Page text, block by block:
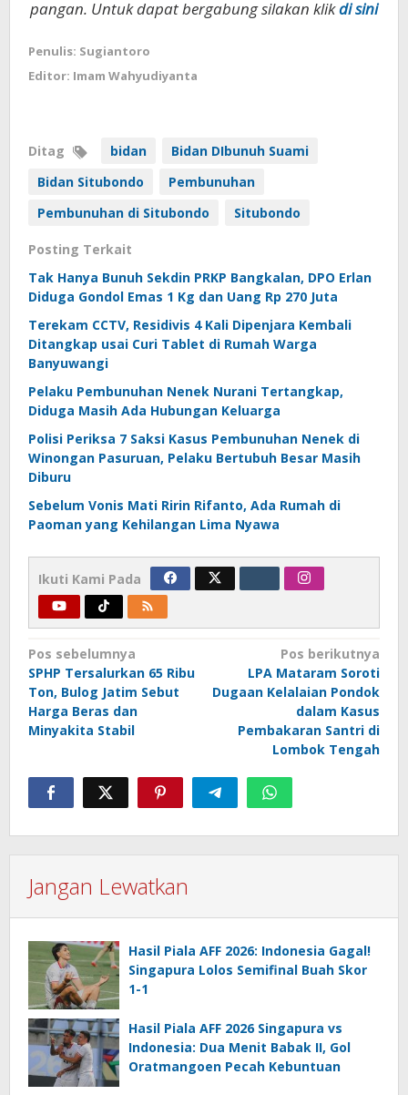
pangan. Untuk dapat bergabung silakan klikdi sini
Penulis: Sugiantoro
Editor: Imam Wahyudiyanta
Ditag bidan
Bidan DIbunuh Suami
Bidan Situbondo
Pembunuhan
Pembunuhan di Situbondo
Situbondo
Posting Terkait
Tak Hanya Bunuh Sekdin PRKP Bangkalan, DPO Erlan
Diduga Gondol Emas 1 Kg dan Uang Rp 270 Juta
Terekam CCTV, Residivis 4 Kali Dipenjara Kembali
Ditangkap usai Curi Tablet di Rumah Warga
Banyuwangi
Pelaku Pembunuhan Nenek Nurani Tertangkap,
Diduga Masih Ada Hubungan Keluarga
Polisi Periksa 7 Saksi Kasus Pembunuhan Nenek di
Winongan Pasuruan, Pelaku Bertubuh Besar Masih
Diburu
Sebelum Vonis Mati Ririn Rifanto, Ada Rumah di
Paoman yang Kehilangan Lima Nyawa
Ikuti Kami Pada
Navigasi
pos
Pos sebelumnya
SPHP Tersalurkan 65 Ribu
Ton, Bulog Jatim Sebut
Harga Beras dan
Minyakita Stabil
Pos berikutnya
LPA Mataram Soroti
Dugaan Kelalaian Pondok
dalam Kasus
Pembakaran Santri di
Lombok Tengah
Jangan Lewatkan
Hasil Piala AFF 2026: Indonesia Gagal!
Singapura Lolos Semifinal Buah Skor
1-1
Hasil Piala AFF 2026 Singapura vs
Indonesia: Dua Menit Babak II, Gol
Oratmangoen Pecah Kebuntuan